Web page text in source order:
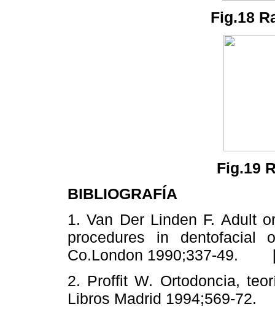
Fig.18
Fig.19
BIBLIOGRAFÍA
1. Van Der Linden F. Adult
procedures in dentofacial
Co.London 1990;337-49.
2. Proffit W. Ortodoncia,
Libros Madrid 1994;569-